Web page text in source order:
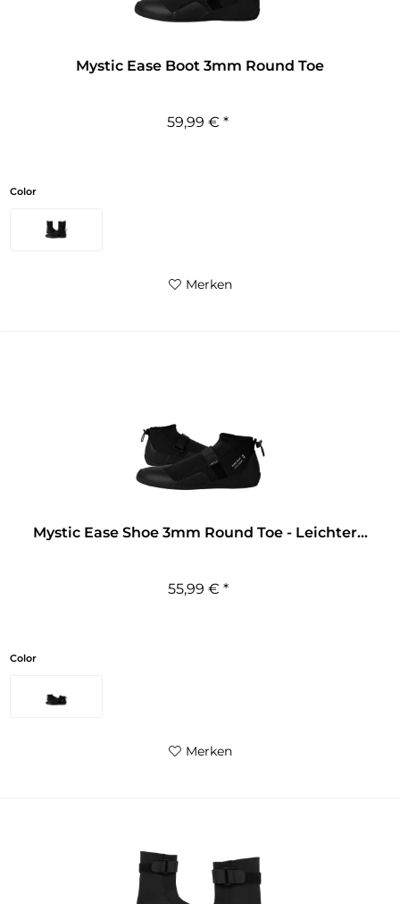
Mystic Ease Boot 3mm Round Toe
59,99 € *
Color
Merken
Mystic Ease Shoe 3mm Round Toe - Leichter...
55,99 € *
Color
Merken